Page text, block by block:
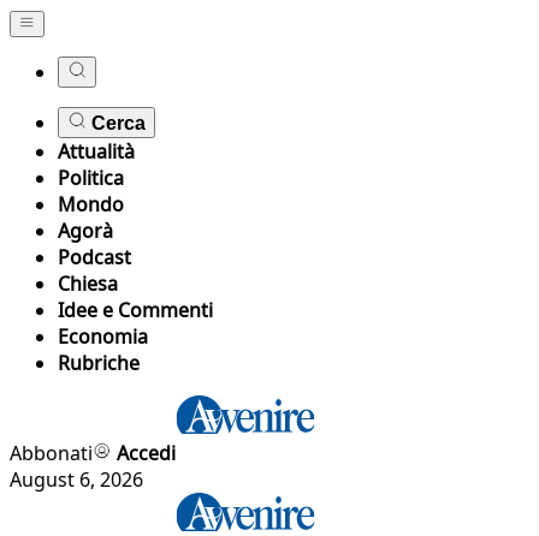
Cerca
Attualità
Politica
Mondo
Agorà
Podcast
Chiesa
Idee e Commenti
Economia
Rubriche
Abbonati
Accedi
August 6, 2026